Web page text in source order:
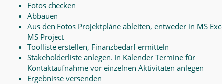
Fotos checken
Abbauen
Aus den Fotos Projektpläne ableiten, entweder in MS
MS Project
Toolliste erstellen, Finanzbedarf ermitteln
Stakeholderliste anlegen. In Kalender Termine für
Kontaktaufnahme vor einzelnen Aktivitäten anlegen
Ergebnisse versenden